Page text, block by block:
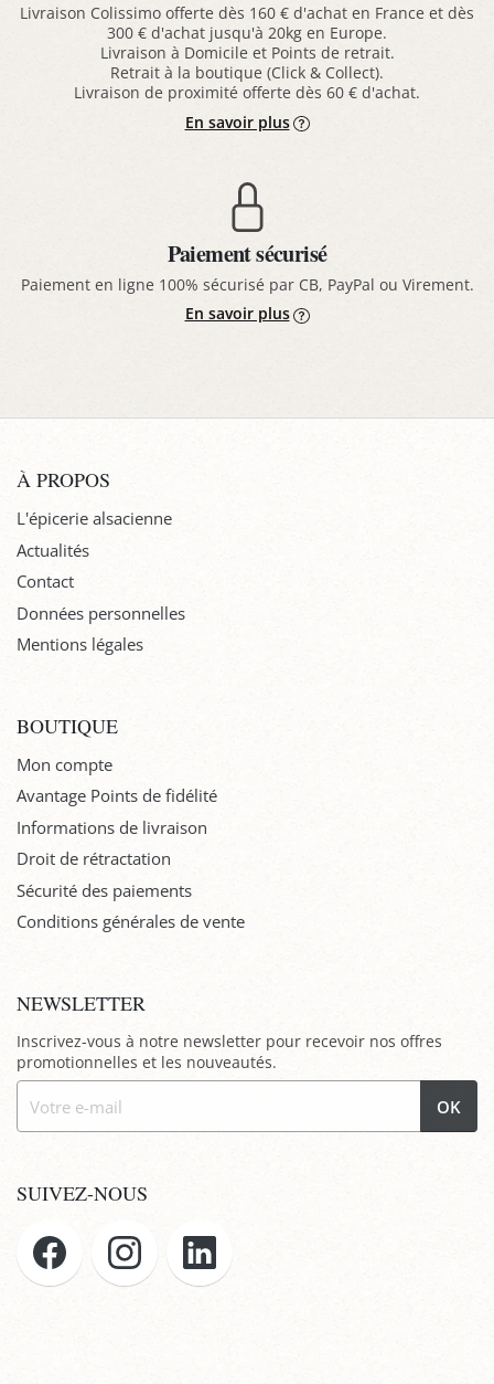
Livraison Colissimo offerte dès 160 € d'achat en France et dès
300 € d'achat jusqu'à 20kg en Europe.
Livraison à Domicile et Points de retrait.
Retrait à la boutique (Click & Collect).
Livraison de proximité offerte dès 60 € d'achat.
En savoir plus
Paiement sécurisé
Paiement en ligne 100% sécurisé par CB, PayPal ou Virement.
En savoir plus
À PROPOS
L'épicerie alsacienne
Actualités
Contact
Données personnelles
Mentions légales
BOUTIQUE
Mon compte
Avantage Points de fidélité
Informations de livraison
Droit de rétractation
Sécurité des paiements
Conditions générales de vente
NEWSLETTER
Inscrivez-vous à notre newsletter pour recevoir nos offres
promotionnelles et les nouveautés.
OK
SUIVEZ-NOUS